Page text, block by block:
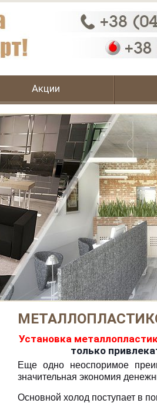
Акции
Установка
только
Еще одно неоспоримое
значительная экономия
Основной холод поступает в